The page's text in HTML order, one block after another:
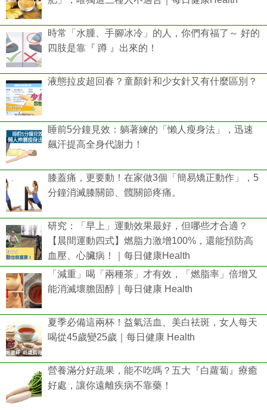
時常「水腫、手腳冰冷」的人，你們有福了～ 好的
四肢是靠『 蹲 』出來的！
液態拉皮超回春？童顏針和少女針又有什麼區別？
睡前5分鐘見效：躺著練的「懶人瘦身法」，迅速
飆汗提高全身代謝力！
膝蓋痛，更要動！在家做3個「簡易矯正動作」，5
分鐘消滅膝關節、髖關節疼痛。
研究：「早上」運動效果最好，但哪些才合適？
【晨間運動四式】燃脂力激增100%，還能預防高
血壓、心臟病！｜每日健康Health
「減重」喝「兩種茶」才有效，「燃脂率」倍增又
能消滅壞膽固醇｜每日健康 Health
夏季必備這兩杯！益氣活血、美白祛斑，女人每天
喝從45歲變25歲｜每日健康 Health
營養滿分好蔬果，能不吃嗎？五大『白蘿蔔』療癒
好處，讓你遠離疾病不靠藥！